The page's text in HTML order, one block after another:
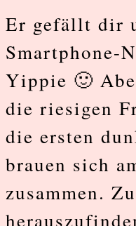
zu
klären
Er gefällt dir
Smartphone-
Yippie 🙂
die riesigen
die ersten
brauen sich
zusammen.